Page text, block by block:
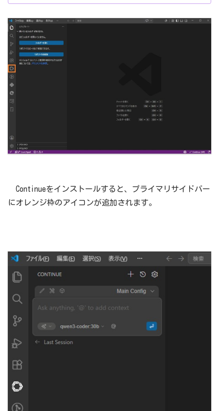
Continueをインストールすると、プライマリサイドバー
にオレンジ枠のアイコンが追加されます。